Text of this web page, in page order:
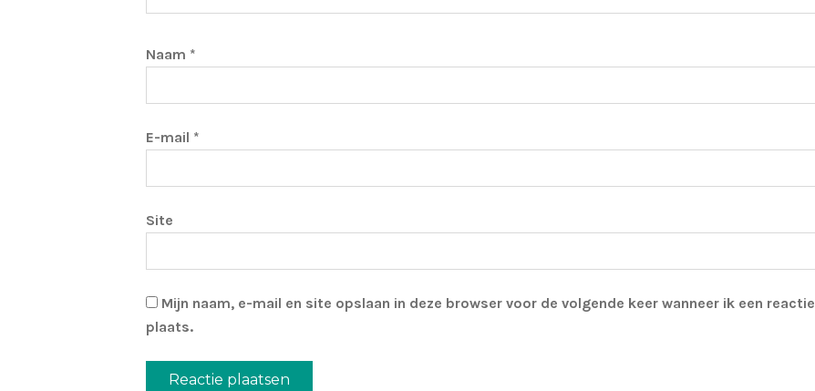
Naam *
E-mail *
Site
Mijn naam, e-mail en site opslaan in deze browser voor de volgende keer wanneer ik een reactie
plaats.